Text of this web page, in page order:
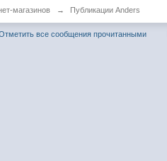
магазинов → Публикации Anders
все сообщения прочитанными